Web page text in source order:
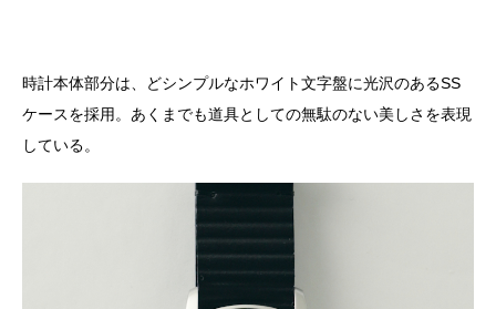
時計本体部分は、どシンプルなホワイト文字盤に光沢のあるSS
ケースを採用。あくまでも道具としての無駄のない美しさを表現
している。